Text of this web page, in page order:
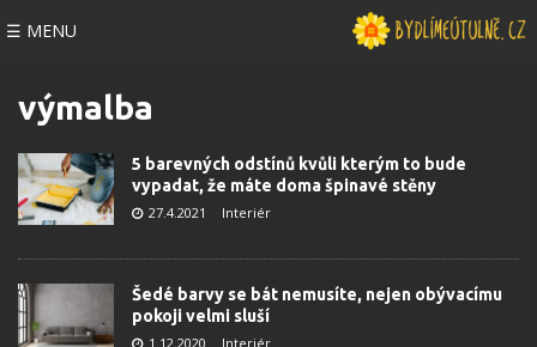
☰ MENU
výmalba
5 barevných odstínů kvůli kterým to bude
vypadat, že máte doma špinavé stěny
27.4.2021 Interiér
Šedé barvy se bát nemusíte, nejen obývacímu
pokoji velmi sluší
1.12.2020 Interiér